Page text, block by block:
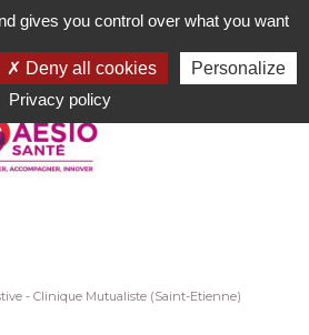
- Clinique Mutualiste (Saint-Etienne)
gives you control over what you want
Deny all cookies
Personalize
Privacy policy